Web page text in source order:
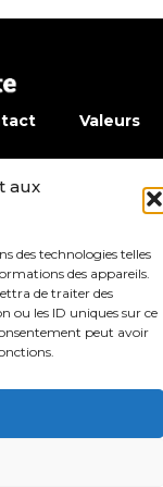
aux
des technologies telles
des appareils.
de traiter des
ou les ID uniques sur ce
peut avoir
Valeurs
Adhérer
légales